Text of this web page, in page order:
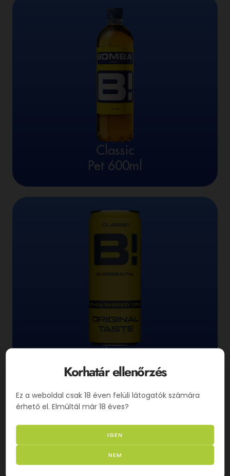
Classic
Pet 600ml
Original Taste
Korhatár ellenőrzés
Ez a weboldal csak 18 éven felüli látogatók számára
érhető el. Elmúltál már 18 éves?
IGEN
NEM